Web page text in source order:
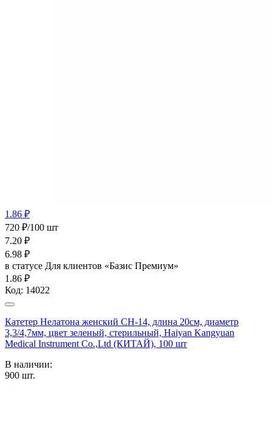
1.86 ₽
720 ₽/100 шт
7.20 ₽
6.98 ₽
в статусе Для клиентов «Базис Премиум»
1.86 ₽
Код: 14022
Катетер Нелатона женский CH-14, длина 20см, диаметр
3,3/4,7мм, цвет зеленый, стерильный, Haiyan Kangyuan
Medical Instrument Co.,Ltd (КИТАЙ), 100 шт
В наличии:
900 шт.